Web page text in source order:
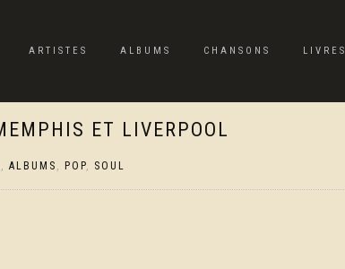
ARTISTES ALBUMS CHANSONS LIVRES
ET LIVERPOOL
, ALBUMS , POP, SOUL